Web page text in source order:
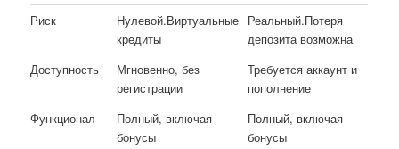
Риск
Нулевой.Виртуальные
кредиты
Реальный.Потеря
депозита возможна
Доступность
Мгновенно, без
регистрации
Требуется аккаунт и
пополнение
Функционал
Полный, включая
бонусы
Полный, включая
бонусы